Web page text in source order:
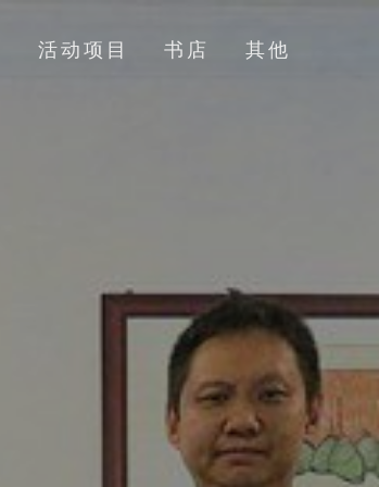
活动项目 书店 其他